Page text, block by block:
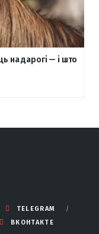
на дарогі — і што
TELEGRAM
ВКОНТАКТЕ